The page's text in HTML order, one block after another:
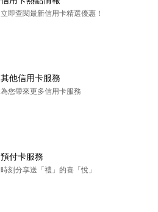
立即查閱最新信用卡精選優惠！
其他信用卡服務
為您帶來更多信用卡服務
預付卡服務
時刻分享送「禮」的喜「悅」